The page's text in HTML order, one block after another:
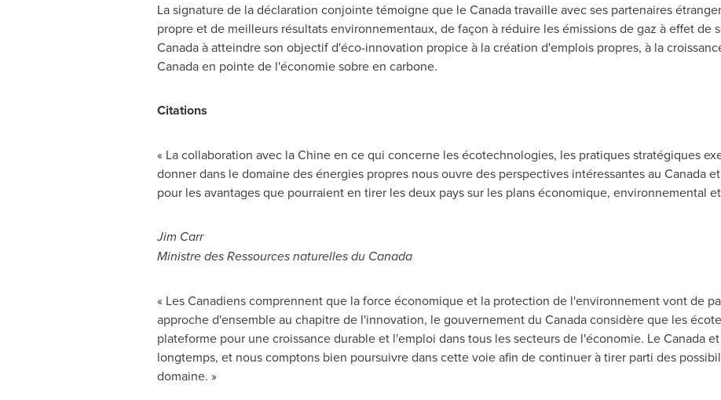
La signature de la déclaration conjointe témoigne que le Canada travaille avec ses partenaires
propre et de meilleurs résultats environnementaux, de façon à réduire les émissions de gaz à effet de
Canada à atteindre son objectif d'éco-innovation propice à la création d'emplois propres, à la
Canada en pointe de l'économie sobre en carbone.
Citations
« La collaboration avec la Chine en ce qui concerne les écotechnologies, les pratiques stratégiques
donner dans le domaine des énergies propres nous ouvre des perspectives intéressantes au Canada
pour les avantages que pourraient en tirer les deux pays sur les plans économique, environnemental
Jim Carr
Ministre des Ressources naturelles du Canada
« Les Canadiens comprennent que la force économique et la protection de l'environnement vont de
approche d'ensemble au chapitre de l'innovation, le gouvernement du Canada considère que les
plateforme pour une croissance durable et l'emploi dans tous les secteurs de l'économie. Le Canadaet
longtemps, et nous comptons bien poursuivre dans cette voie afin de continuer à tirer parti des
domaine. »